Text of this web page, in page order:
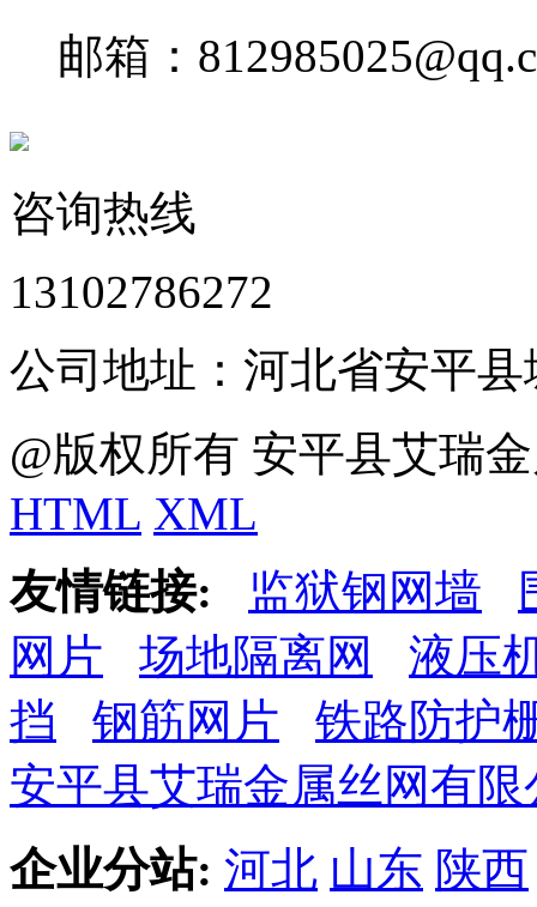
邮箱：
咨询热线
13102786272
公司地址：河北省安平
@版权所有 安平县艾瑞
HTML XML
友情链接:
监狱钢网墙
网片
场地隔离网
液压
挡
钢筋网片
铁路防护
安平县艾瑞金属丝网有限
企业分站: 河北 山东 陕西